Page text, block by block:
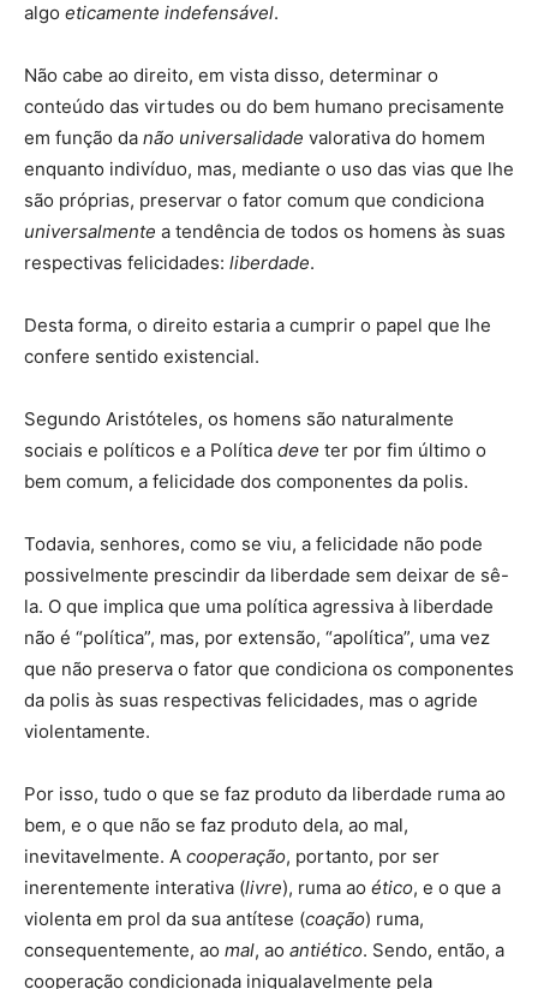
algo eticamente indefensável.
Não cabe ao direito, em vista disso, determinar o
conteúdo das virtudes ou do bem humano precisamente
em função da não universalidade valorativa do homem
enquanto indivíduo, mas, mediante o uso das vias que lhe
são próprias, preservar o fator comum que condiciona
universalmente a tendência de todos os homens às suas
respectivas felicidades: liberdade.
Desta forma, o direito estaria a cumprir o papel que lhe
confere sentido existencial.
Segundo Aristóteles, os homens são naturalmente
sociais e políticos e a Política deve ter por fim último o
bem comum, a felicidade dos componentes da polis.
Todavia, senhores, como se viu, a felicidade não pode
possivelmente prescindir da liberdade sem deixar de sê-
la. O que implica que uma política agressiva à liberdade
não é “política”, mas, por extensão, “apolítica”, uma vez
que não preserva o fator que condiciona os componentes
da polis às suas respectivas felicidades, mas o agride
violentamente.
Por isso, tudo o que se faz produto da liberdade ruma ao
bem, e o que não se faz produto dela, ao mal,
inevitavelmente. A cooperação, portanto, por ser
inerentemente interativa (livre), ruma ao ético, e o que a
violenta em prol da sua antítese (coação) ruma,
consequentemente, ao mal, ao antiético. Sendo, então, a
cooperação condicionada inigualavelmente pela